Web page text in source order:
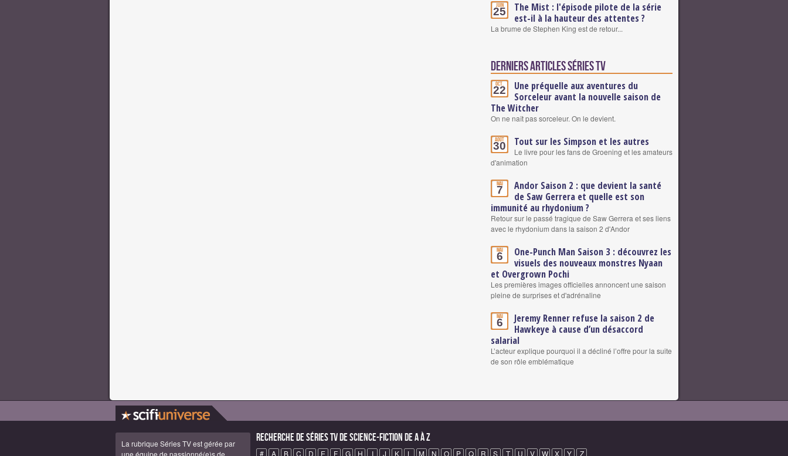
Juin
25
The Mist : l'épisode pilote de la série
est-il à la hauteur des attentes ?
La brume de Stephen King est de retour...
Derniers articles Séries TV
Oct.
22
Une préquelle aux aventures du
Sorceleur avant la nouvelle saison de
The Witcher
On ne naît pas sorceleur. On le devient.
Août
30 Tout sur les Simpson et les autres
Le livre pour les fans de Groening et les amateurs
d'animation
Mai
7
Andor Saison 2 : que devient la santé
de Saw Gerrera et quelle est son
immunité au rhydonium ?
Retour sur le passé tragique de Saw Gerrera et ses liens
avec le rhydonium dans la saison 2 d'Andor
Mai
6
One-Punch Man Saison 3 : découvrez les
visuels des nouveaux monstres Nyaan
et Overgrown Pochi
Les premières images officielles annoncent une saison
pleine de surprises et d'adrénaline
Mai
6
Jeremy Renner refuse la saison 2 de
Hawkeye à cause d’un désaccord
salarial
L’acteur explique pourquoi il a décliné l’offre pour la suite
de son rôle emblématique
La rubrique Séries TV est gérée par
une équipe de passionné(e)s de
Recherche de Séries TV de science-fiction de A à Z
# A B C D E F G H I J K L M N O P Q R S T U V W X Y Z